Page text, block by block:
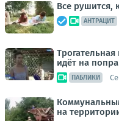
Все рушится,
АНТРАЦИТ
идёт на
ПАБЛИКИ
на